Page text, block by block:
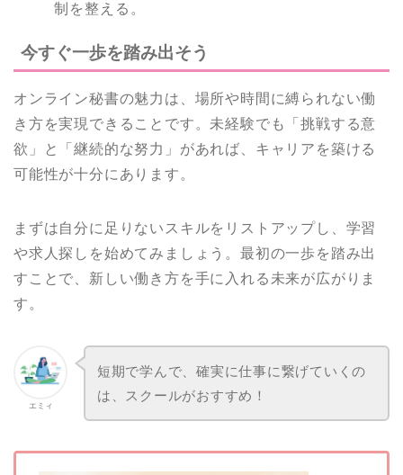
制を整える。
今すぐ一歩を踏み出そう
オンライン秘書の魅力は、場所や時間に縛られない働
き方を実現できることです。未経験でも「挑戦する意
欲」と「継続的な努力」があれば、キャリアを築ける
可能性が十分にあります。
まずは自分に足りないスキルをリストアップし、学習
や求人探しを始めてみましょう。最初の一歩を踏み出
すことで、新しい働き方を手に入れる未来が広がりま
す。
エミィ
短期で学んで、確実に仕事に繋げていくの
は、スクールがおすすめ！